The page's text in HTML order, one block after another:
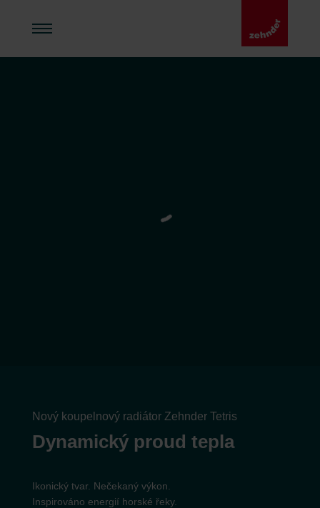
Nový koupelnový radiátor Zehnder Tetris
Dynamický proud tepla
Ikonický tvar. Nečekaný výkon.
Inspirováno energií horské řeky.